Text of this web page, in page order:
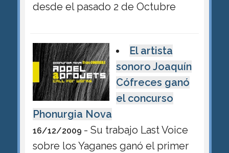
desde el pasado 2 de Octubre
El artista
sonoro Joaquín
Cófreces ganó
el concurso
Phonurgia Nova
16/12/2009 - Su trabajo Last Voice
sobre los Yaganes ganó el primer